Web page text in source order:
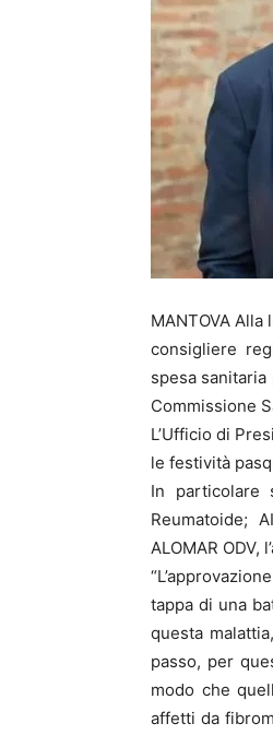
MANTOVA
consigliere
spesa
Commissione
L’Ufficio di
le festività
In particolare
Reumatoide;
ALOMAR ODV,
tappa di una
questa
passo, per
modo che
affetti da